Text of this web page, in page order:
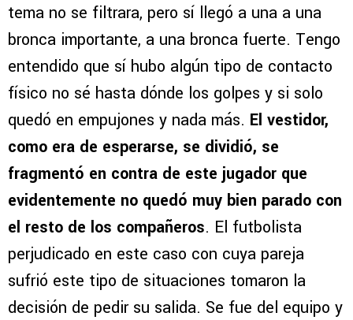
tema no se filtrara, pero sí llegó a una a una
bronca importante, a una bronca fuerte. Tengo
entendido que sí hubo algún tipo de contacto
físico no sé hasta dónde los golpes y si solo
quedó en empujones y nada más. El vestidor,
como era de esperarse, se dividió, se
fragmentó en contra de este jugador que
evidentemente no quedó muy bien parado con
el resto de los compañeros. El futbolista
perjudicado en este caso con cuya pareja
sufrió este tipo de situaciones tomaron la
decisión de pedir su salida. Se fue del equipo y